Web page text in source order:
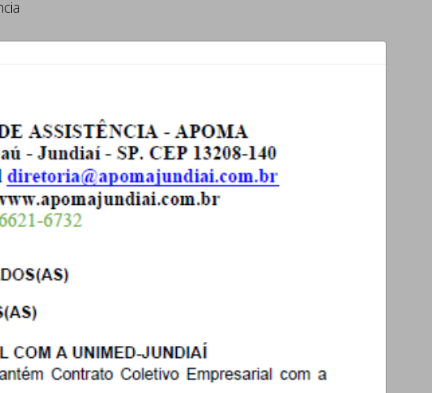
paramédica, hospitalar e laboratorial aos
Pensionistas de Policiais Militares e seus
legais.
Policial Militar de Assistência - APOMA, tomadora
Assistência Médica, com base na participação